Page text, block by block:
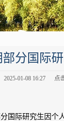
分国际
2025-01-08 16:27 点击
际研究生因个